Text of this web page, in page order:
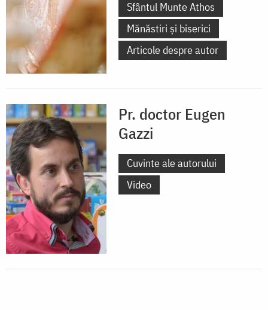
Sfântul Munte Athos
Mănăstiri și biserici
Articole despre autor
Pr. doctor Eugen
Gazzi
Cuvinte ale autorului
Video